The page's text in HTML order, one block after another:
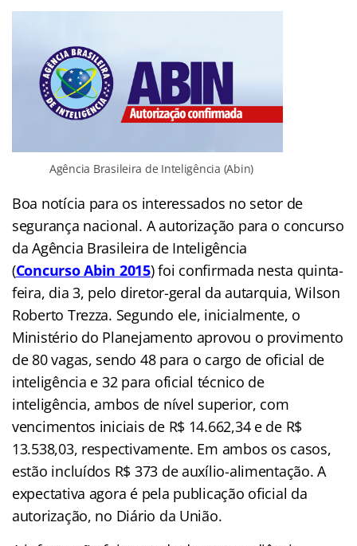
Agência Brasileira de Inteligência (Abin)
Boa notícia para os interessados no setor de
segurança nacional. A autorização para o concurso
da Agência Brasileira de Inteligência
(Concurso Abin 2015)foi confirmada nesta quinta-
feira, dia 3, pelo diretor-geral da autarquia, Wilson
Roberto Trezza. Segundo ele, inicialmente, o
Ministério do Planejamento aprovou o provimento
de 80 vagas, sendo 48 para o cargo de oficial de
inteligência e 32 para oficial técnico de
inteligência, ambos de nível superior, com
vencimentos iniciais de R$ 14.662,34 e de R$
13.538,03, respectivamente. Em ambos os casos,
estão incluídos R$ 373 de auxílio-alimentação. A
expectativa agora é pela publicação oficial da
autorização, no Diário da União.